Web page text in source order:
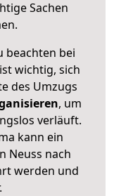
Sachen
beachten bei
wichtig, sich
des Umzugs
, um
verläuft.
kann ein
Neuss nach
werden und